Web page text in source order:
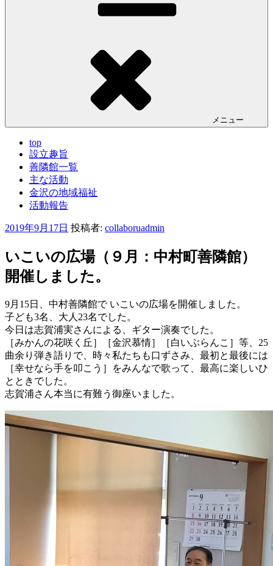
メニュー
top
設立趣旨
善隣館一覧
主な活動
金沢の地域福祉
活動報告
投
日:
2019年9月17日 投稿者: collaboruadmin
いこいの広場（９月：中村町善隣館）
開催しました。
9月15日、中村善隣館で いこいの広場を開催しました。
子ども3名、大人23名でした。
今日は志賀浦実さんによる、ギター演奏でした。
［みかんの花咲く丘］［金沢慕情］［白いぶらんこ］等、25
曲余り弾き語りで、時々私たちも口ずさみ、最初と最後には
［幸せなら手を叩こう］をみんなで歌って、最高に楽しいひ
とときでした。
志賀浦さん本当に有難う御座いました。